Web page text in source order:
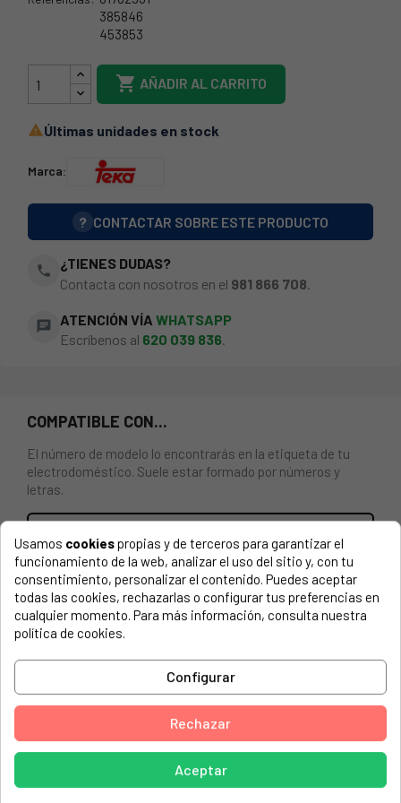
385846
453853
 AÑADIR AL CARRITO
Últimas unidades en stock
Marca:
? CONTACTAR SOBRE ESTE PRODUCTO
phone
¿TIENES DUDAS?
Contacta con nosotros en el 981 866 708
chat ATENCIÓN VÍA WHATSAPP
Escríbenos al 620 039 836.
COMPATIBLE CON...
El número de modelo lo encontrarás en la etiqueta de tu
electrodoméstico. Suele estar formado por números y
letras.
RESISTENCIA PARA LAVAVAJILLAS TEKA, GORENJE,
MIDEA, FAGOR, ETC.
AMICA, EGSP 14381 E
AMICA, EGSP 14383 E
AMICA, EGSP 14386 V
Usamos cookiespropias y de terceros para garantizar el
funcionamiento de la web, analizar el uso del sitio y, con tu
consentimiento, personalizar el contenido. Puedes aceptar
todas las cookies, rechazarlas o configurar tus preferencias en
cualquier momento. Para más información, consulta nuestra
política de cookies.
Configurar
Rechazar
Aceptar